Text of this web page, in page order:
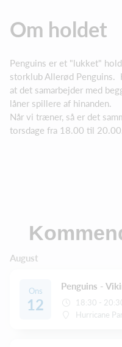
Om holdet
Penguins er et "lukket"
storklub Allerød Penguins.
at det samarbejder med
låner spillere af hinanden.
Når vi træner, så er det
torsdage fra 18.00 til
August
Ons
12
Penguins -
18:30 -
Hurricane